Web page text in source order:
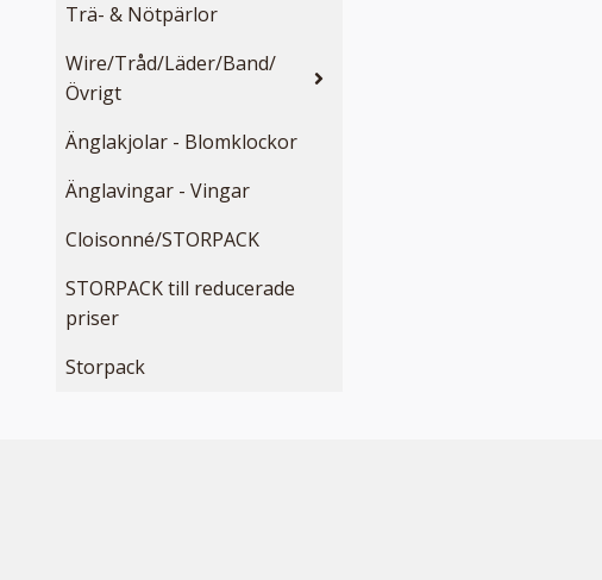
Trä- & Nötpärlor
Wire/Tråd/Läder/Band/
Övrigt
Änglakjolar - Blomklockor
Änglavingar - Vingar
Cloisonné/STORPACK
STORPACK till reducerade
priser
Storpack